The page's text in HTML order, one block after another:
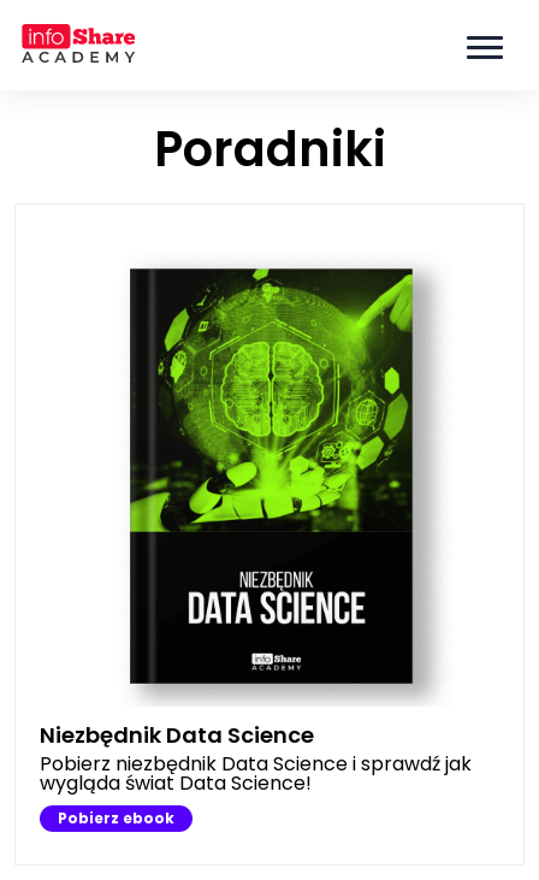
Poradniki
Niezbędnik Data Science
Pobierz niezbędnik Data Science i sprawdź jak
wygląda świat Data Science!
Pobierz ebook